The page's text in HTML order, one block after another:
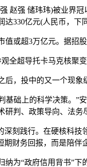
赵强 储玮玮)被业界
330亿元(人民币，下同
超3万亿元。据招股
观全超导托卡马克核聚
投中的又一个现象
础上的科学决策。”
判、政策导向、法
践行。在硬核科技
财务回报，而是陪伴
为“政府信用背书”下